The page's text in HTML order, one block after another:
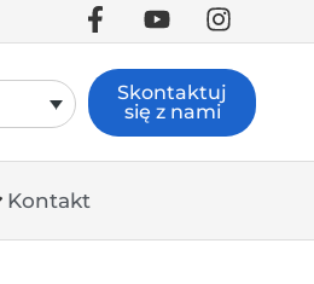
Skontaktuj
się z nami
Kontakt